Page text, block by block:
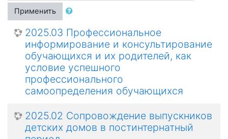
Применить
2025.03 Профессиональное
информирование и консультирование
обучающихся и их родителей, как
условие успешного
профессионального
самоопределения обучающихся
2025.02 Сопровождение выпускников
детских домов в постинтернатный